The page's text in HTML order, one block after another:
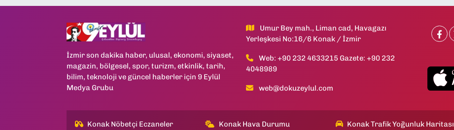
İzmir son dakika haber, ulusal, ekonomi, siyaset,
magazin, bölgesel, spor, turizm, etkinlik, tarih,
bilim, teknoloji ve güncel haberler için 9 Eylül
Medya Grubu
Umur Bey mah., Liman cad, Havagazı
Yerleşkesi No:16/6 Konak / İzmir
Web: +90 232 4633215 Gazete: +90 232
4048989
web@dokuzeylul.com
Konak Nöbetçi Eczaneler Konak Hava Durumu Konak Trafik Yoğunluk Haritası